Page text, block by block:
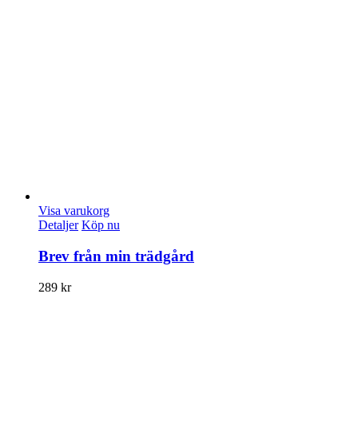
Visa varukorg
Detaljer Köp nu
Brev från min trädgård
289 kr